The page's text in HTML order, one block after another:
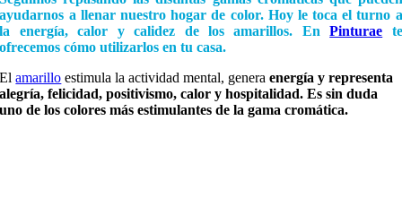
ayudarnos a llenar nuestro hogar de color. Hoy le toca el turno a
la energía, calor y calidez de los amarillos. EnPinturae te
ofrecemos cómo utilizarlos en tu casa.
Elamarillo estimula la actividad mental, generaenergía y representa
alegría, felicidad, positivismo, calor y hospitalidad. Es sin duda
uno de los colores más estimulantes de la gama cromática.